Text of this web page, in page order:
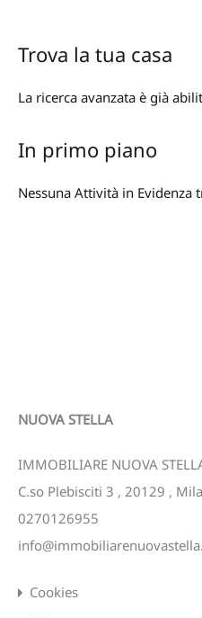
Trova la tua casa
La ricerca avanzata è già
In primo piano
Nessuna Attività in Evidenza
NUOVA STELLA
IMMOBILIARE NUOVA
C.so Plebisciti 3 , 20129 ,
0270126955
Cookies